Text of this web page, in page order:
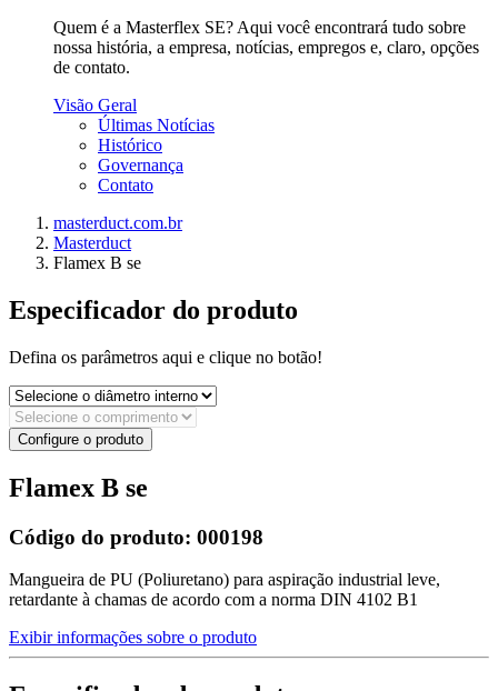
Quem é a Masterflex SE? Aqui você encontrará tudo sobre
nossa história, a empresa, notícias, empregos e, claro, opções
de contato.
Visão Geral
Últimas Notícias
Histórico
Governança
Contato
masterduct.com.br
Masterduct
Flamex B se
Especificador do produto
Defina os parâmetros aqui e clique no botão!
Configure o produto
Flamex B se
Código do produto: 000198
Mangueira de PU (Poliuretano) para aspiração industrial leve,
retardante à chamas de acordo com a norma DIN 4102 B1
Exibir informações sobre o produto